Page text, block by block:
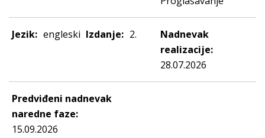
Jezik: engleski Izdanje: 2.
Nadnevak
realizacije:
28.07.2026
Predviđeni nadnevak
naredne faze:
15.09.2026